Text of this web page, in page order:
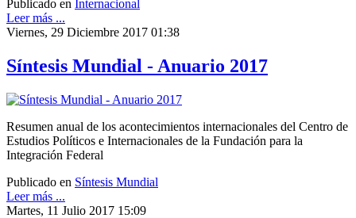
Publicado en Internacional
Leer más ...
Viernes, 29 Diciembre 2017 01:38
Síntesis Mundial - Anuario 2017
Resumen anual de los acontecimientos internacionales del Centro de
Estudios Políticos e Internacionales de la Fundación para la
Integración Federal
Publicado en Síntesis Mundial
Leer más ...
Martes, 11 Julio 2017 15:09